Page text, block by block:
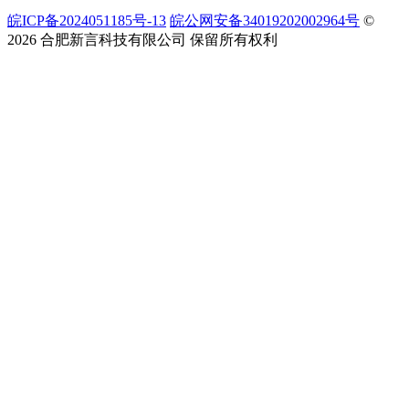
皖ICP备2024051185号-13 皖公网安备34019202002964号 ©
2026 合肥新言科技有限公司 保留所有权利